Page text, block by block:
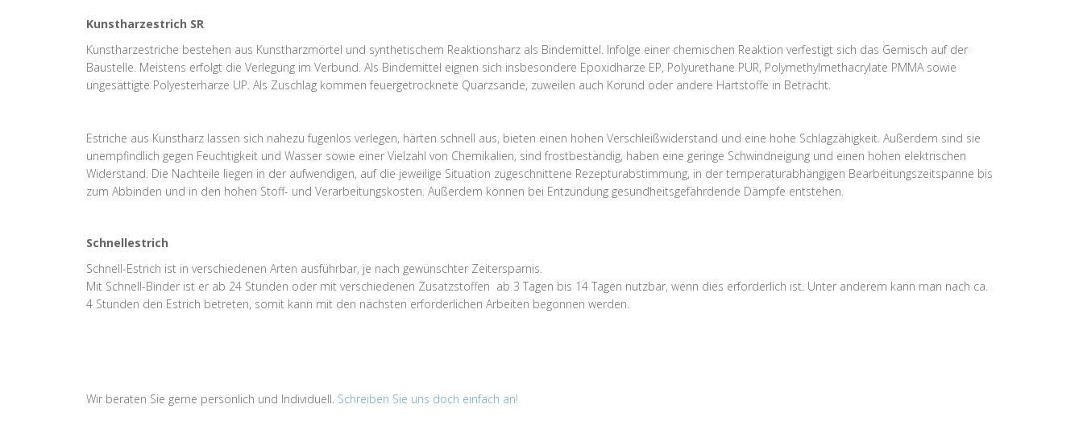
Kunstharzestrich SR
Kunstharzestriche bestehen aus Kunstharzmörtel und synthetischem Reaktionsharz als Bindemittel. Infolge einer chemischen Reaktion verfestigt sich das Gemisch auf der
Baustelle. Meistens erfolgt die Verlegung im Verbund. Als Bindemittel eignen sich insbesondere Epoxidharze EP, Polyurethane PUR, Polymethylmethacrylate PMMA sowie
ungesättigte Polyesterharze UP. Als Zuschlag kommen feuergetrocknete Quarzsande, zuweilen auch Korund oder andere Hartstoffe in Betracht.
Estriche aus Kunstharz lassen sich nahezu fugenlos verlegen, härten schnell aus, bieten einen hohen Verschleißwiderstand und eine hohe Schlagzähigkeit. Außerdem sind sie
unempfindlich gegen Feuchtigkeit und Wasser sowie einer Vielzahl von Chemikalien, sind frostbeständig, haben eine geringe Schwindneigung und einen hohen elektrischen
Widerstand. Die Nachteile liegen in der aufwendigen, auf die jeweilige Situation zugeschnittene Rezepturabstimmung, in der temperaturabhängigen Bearbeitungszeitspanne bis
zum Abbinden und in den hohen Stoff- und Verarbeitungskosten. Außerdem können bei Entzündung gesundheitsgefährdende Dämpfe entstehen.
Schnellestrich
Schnell-Estrich ist in verschiedenen Arten ausführbar, je nach gewünschter Zeitersparnis.
Mit Schnell-Binder ist er ab 24 Stunden oder mit verschiedenen Zusatzstoffen ab 3 Tagen bis 14 Tagen nutzbar, wenn dies erforderlich ist. Unter anderem kann man nach ca.
4 Stunden den Estrich betreten, somit kann mit den nächsten erforderlichen Arbeiten begonnen werden.
Wir beraten Sie gerne persönlich und Individuell. Schreiben Sie uns doch einfach an!